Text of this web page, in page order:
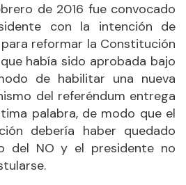
de 2016 fue convocado
con la intención de
reformar la Constitución
había sido aprobada bajo
de habilitar una nueva
del referéndum entrega
palabra, de modo que el
debería haber quedado
del NO y el presidente no